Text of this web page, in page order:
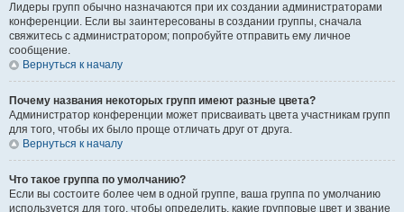
Лидеры групп обычно назначаются при их создании администраторами
конференции. Если вы заинтересованы в создании группы, сначала
свяжитесь с администратором; попробуйте отправить ему личное
сообщение.
Вернуться к началу
Почему названия некоторых групп имеют разные цвета?
Администратор конференции может присваивать цвета участникам групп
для того, чтобы их было проще отличать друг от друга.
Вернуться к началу
Что такое группа по умолчанию?
Если вы состоите более чем в одной группе, ваша группа по умолчанию
используется для того, чтобы определить, какие групповые цвет и звание